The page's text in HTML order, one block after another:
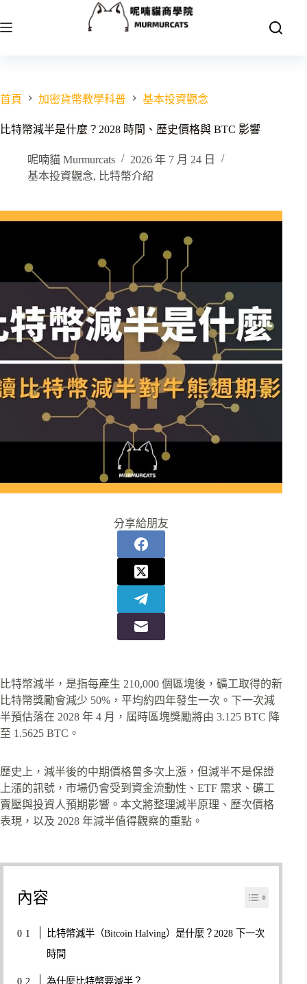
至
容
首頁 加密貨幣教學科普 基本投資觀念
比特幣減半是什麼？2028 時間、歷史價格與 BTC 影響
呢喃貓 Murmurcats
2026 年 7 月 24 日
基本投資觀念, 比特幣介紹
分享給朋友
比特幣減半，是指每產生 210,000 個區塊後，礦工取得的新
比特幣獎勵會減少 50%，平均約四年發生一次。下一次減
半預估落在 2028 年 4 月，屆時區塊獎勵將由 3.125 BTC 降
至 1.5625 BTC。
歷史上，減半後的中期價格曾多次上漲，但減半不是保證
上漲的訊號，市場仍會受到資金流動性、ETF 需求、礦工
賣壓與投資人預期影響。本文將整理減半原理、歷次價格
表現，以及 2028 年減半值得觀察的重點。
內容
比特幣減半（Bitcoin Halving）是什麼？2028 下一次
時間
為什麼比特幣要減半？